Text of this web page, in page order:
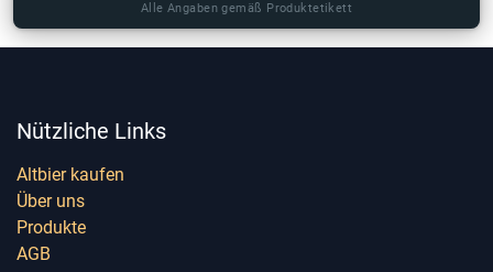
Alle Angaben gemäß Produktetikett
Nützliche Links
Altbier kaufen
Über uns
Produkte
AGB